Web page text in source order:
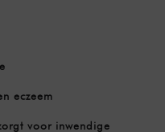
eczeem
voor inwendige